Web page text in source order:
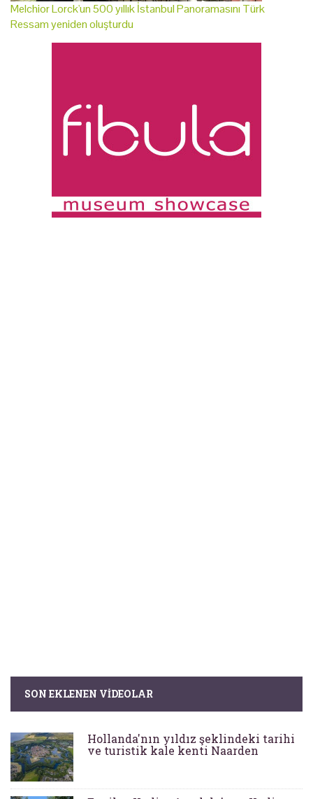
Melchior Lorck'un 500 yıllık İstanbul Panoramasını Türk
Ressam yeniden oluşturdu
SON EKLENEN VIDEOLAR
Hollanda'nın yıldız şeklindeki tarihi
ve turistik kale kenti Naarden